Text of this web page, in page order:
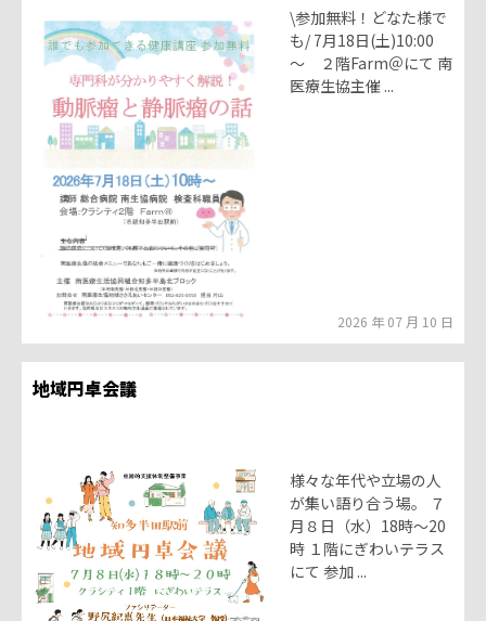
\参加無料！どなた様で
も/ 7月18日(土)10:00
～ ２階Farm＠にて 南
医療生協主催 ...
2026 年 07 月 10 日
地域円卓会議
様々な年代や立場の人
が集い語り合う場。 ７
月８日（水）18時～20
時 １階にぎわいテラス
にて 参加 ...